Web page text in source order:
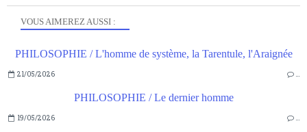
VOUS AIMEREZ AUSSI :
PHILOSOPHIE / L'homme de système, la Tarentule, l'Araignée
21/05/2026 …
PHILOSOPHIE / Le dernier homme
19/05/2026 …